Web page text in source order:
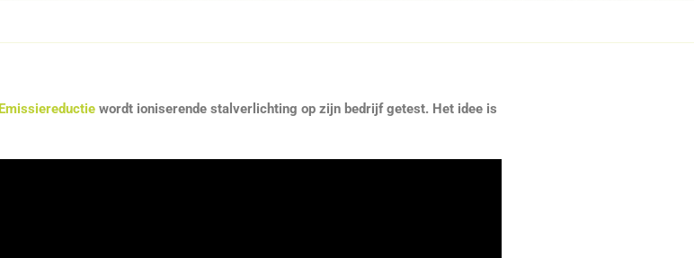
Emissiereductie wordt ioniserende stalverlichting op zijn bedrijf getest. Het idee is